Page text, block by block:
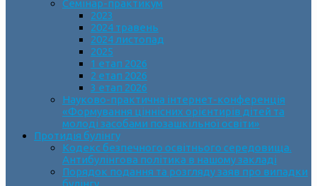
Семінар-практикум
2023
2024 травень
2024 листопад
2025
1 етап 2026
2 етап 2026
3 етап 2026
Науково-практична інтернет-конференція
«Формування ціннісних орієнтирів дітей та
молоді засобами позашкільної освіти»
Протидія булінгу
Кодекс безпечного освітнього середовища.
Антибулінгова політика в нашому закладі
Порядок подання та розгляду заяв про випадки
булінгу